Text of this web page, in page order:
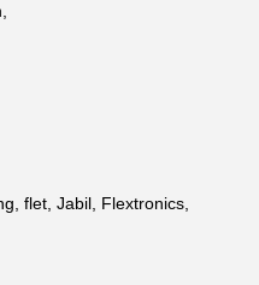
flet, Jabil, Flextronics,